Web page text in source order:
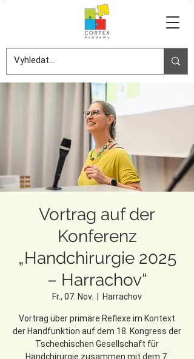
Vortrag auf der
Konferenz
„Handchirurgie 2025
– Harrachov“
Fr., 07. Nov. Harrachov
Vortrag über primäre Reflexe im Kontext
der Handfunktion auf dem 18. Kongress der
Tschechischen Gesellschaft für
Handchirurgie zusammen mit dem 7.